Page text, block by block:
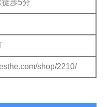
歩5分
shop/2210/